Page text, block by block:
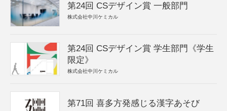
第24回 CSデザイン賞 一般部門
株式会社中川ケミカル
第24回 CSデザイン賞 学生部門《学生
限定》
株式会社中川ケミカル
第71回 喜多方発感じる漢字あそび